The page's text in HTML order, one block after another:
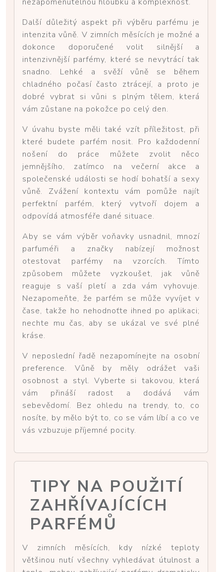
Další důležitý aspekt při výběru parfému je
intenzita vůně. V zimních měsících je možné a
dokonce doporučené volit silnější a
intenzivnější parfémy, které se nevytrácí tak
snadno. Lehké a svěží vůně se během
chladného počasí často ztrácejí, a proto je
dobré vybrat si vůni s plným tělem, která
vám zůstane na pokožce po celý den.
V úvahu byste měli také vzít příležitost, při
které budete parfém nosit. Pro každodenní
nošení do práce můžete zvolit něco
jemnějšího, zatímco na večerní akce a
společenské události se hodí bohatší a sexy
vůně. Zvážení kontextu vám pomůže najít
perfektní parfém, který vytvoří dojem a
odpovídá atmosféře dané situace.
Aby se vám výběr voňavky usnadnil, mnozí
parfuméři a značky nabízejí možnost
otestovat parfémy na vzorcích. Tímto
způsobem můžete vyzkoušet, jak vůně
reaguje s vaší pletí a zda vám vyhovuje.
Nezapomeňte, že parfém se může vyvíjet v
čase, takže ho nehodnoťte ihned po aplikaci;
nechte mu čas, aby se ukázal ve své plné
kráse.
V neposlední řadě nezapomínejte na osobní
preference. Vůně by měly odrážet vaši
osobnost a styl. Vyberte si takovou, která
vám přináší radost a dodává vám
sebevědomí. Bez ohledu na trendy, to, co
nosíte, by mělo být to, co se vám líbí a co ve
vás vzbuzuje příjemné pocity.
TIPY NA POUŽITÍ
ZAHŘÍVAJÍCÍCH
PARFÉMŮ
V zimních měsících, kdy nízké teploty
většinou nutí všechny vyhledávat útulnost a